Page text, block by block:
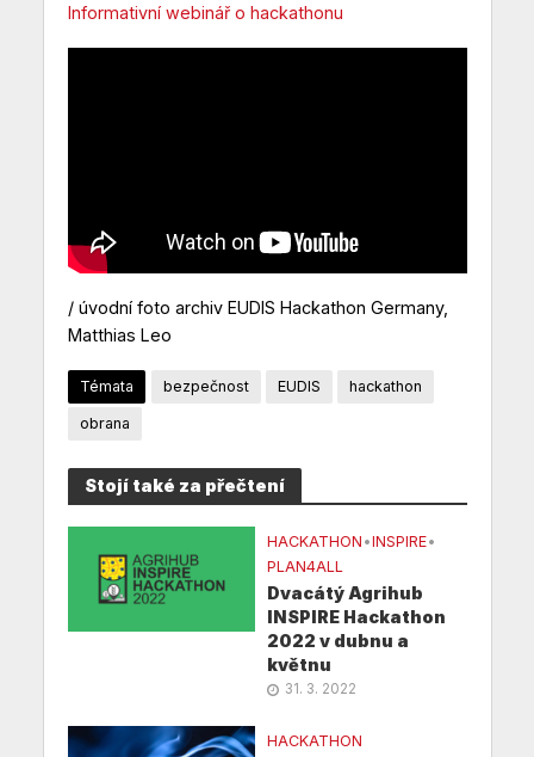
Informativní webinář o hackathonu
/ úvodní foto archiv EUDIS Hackathon Germany,
Matthias Leo
Témata bezpečnost EUDIS hackathon
obrana
Stojí také za přečtení
HACKATHON •INSPIRE•
PLAN4ALL
Dvacátý Agrihub
INSPIRE Hackathon
2022 v dubnu a
květnu
31. 3. 2022
HACKATHON